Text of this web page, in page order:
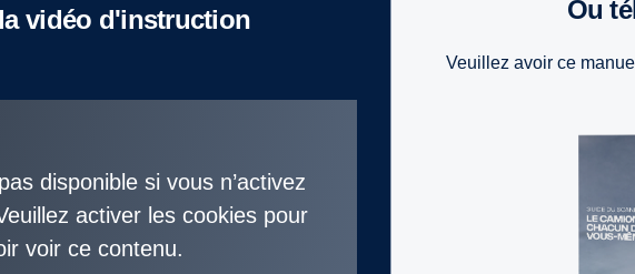
la vidéo d'instruction
disponible si vous n’activez
activer les cookies pour
voir ce contenu.
Ou
Veuillez avoir ce